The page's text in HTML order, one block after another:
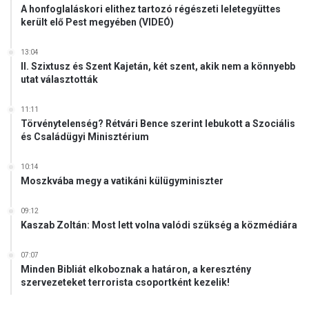
A honfoglaláskori elithez tartozó régészeti leletegyüttes
került elő Pest megyében (VIDEÓ)
13:04
II. Szixtusz és Szent Kajetán, két szent, akik nem a könnyebb
utat választották
11:11
Törvénytelenség? Rétvári Bence szerint lebukott a Szociális
és Családügyi Minisztérium
10:14
Moszkvába megy a vatikáni külügyminiszter
09:12
Kaszab Zoltán: Most lett volna valódi szükség a közmédiára
07:07
Minden Bibliát elkoboznak a határon, a keresztény
szervezeteket terrorista csoportként kezelik!